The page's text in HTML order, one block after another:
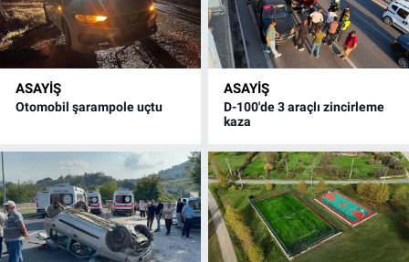
ASAYİŞ
Otomobil şarampole uçtu
ASAYİŞ
D-100'de 3 araçlı zincirleme
kaza